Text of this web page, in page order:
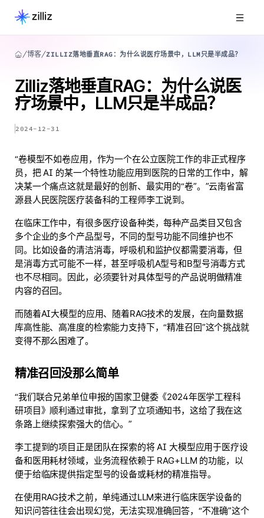
博客 ZILLIZ落地垂直RAG：为什么说医疗场景中，LLM只是半成品？
Zilliz落地垂直RAG：为什么说医
疗场景中，LLM只是半成品？
2024-12-31
“卷模型不如卷应用，作为一个在公立医院工作的非正式程序
员，把 AI 的某一个特性功能应用到医院的日常的工作中，解
决某一个痛点这就是最好的创新、最实用的“卷”。”云南省富
源县人民医院医疗装备科的工程师李工说到。
在临床工作中，有很多医疗设备种类，每种产品类目又包含
多个企业的多个产品型号，不同的型号功能不同维护也不
同。比如设备的清洁消毒，呼吸机和监护仪都需要消毒，但
是消毒方式可能不一样，甚至呼吸机A型号和B型号消毒方式
也不尽相同。 因此，必须要针对具体型号的产品说明做精准
内容的召回。
而随着AI大模型的应用、随着RAG技术的发展，在向量数据
库高性能、高准度的检索能力支持下，“精准召回”这个挑战就
变得不那么困难了。
精准召回没那么简单
“我们联合兄弟单位申报的国家卫健委《2024年医学工程科
研项目》顺利通过审批，拿到了立项通知书，这给了我在这
条路上继续探索强大的信心。”
李工提到的项目正是团队在探索的将 AI 大模型应用于医疗设
备和医用耗材领域，业务流程依赖于 RAG+LLM 的功能，以
便于给临床提供指定型号的设备或耗材的精准指导。
在使用RAG技术之前，单纯通过LLM来进行临床医学设备的
知识问答往往会出现幻觉，无法实现准确回答，“不准确”这个